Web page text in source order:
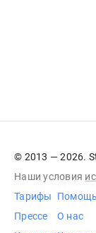
© 2013 — 2026.
Наши условия
Тарифы
Прессе
Помощь
О нас